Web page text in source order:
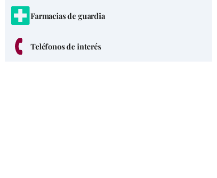
Farmacias de guardia
Teléfonos de interés